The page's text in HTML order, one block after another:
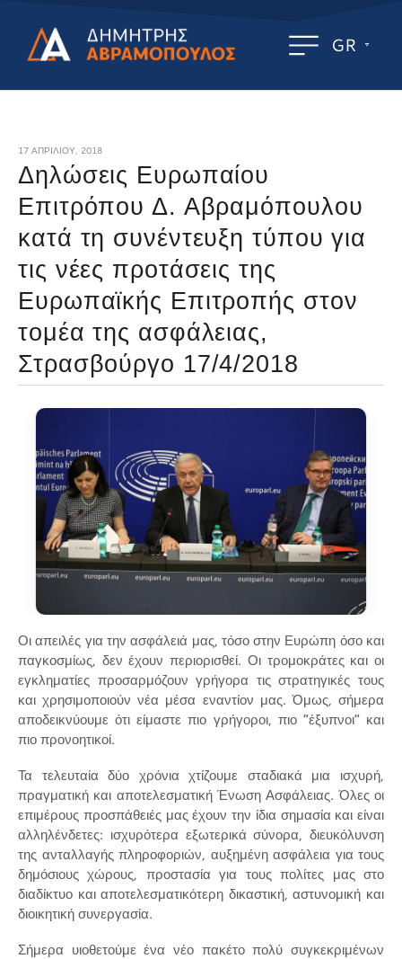
GR
17 ΑΠΡΙΛΊΟΥ, 2018
Δηλώσεις Ευρωπαίου
Επιτρόπου Δ. Αβραμόπουλου
κατά τη συνέντευξη τύπου για
τις νέες προτάσεις της
Ευρωπαϊκής Επιτροπής στον
τομέα της ασφάλειας,
Στρασβούργο 17/4/2018
Οι απειλές για την ασφάλειά μας, τόσο στην Ευρώπη όσο και
παγκοσμίως, δεν έχουν περιορισθεί. Οι τρομοκράτες και οι
εγκληματίες προσαρμόζουν γρήγορα τις στρατηγικές τους
και χρησιμοποιούν νέα μέσα εναντίον μας. Όμως, σήμερα
αποδεικνύουμε ότι είμαστε πιο γρήγοροι, πιο “έξυπνοι” και
πιο προνοητικοί.
Τα τελευταία δύο χρόνια χτίζουμε σταδιακά μια ισχυρή,
πραγματική και αποτελεσματική Ένωση Ασφάλειας. Όλες οι
επιμέρους προσπάθειές μας έχουν την ίδια σημασία και είναι
αλληλένδετες: ισχυρότερα εξωτερικά σύνορα, διευκόλυνση
της ανταλλαγής πληροφοριών, αυξημένη ασφάλεια για τους
δημόσιους χώρους, προστασία για τους πολίτες μας στο
διαδίκτυο και αποτελεσματικότερη δικαστική, αστυνομική και
διοικητική συνεργασία.
Σήμερα υιοθετούμε ένα νέο πακέτο πολύ συγκεκριμένων